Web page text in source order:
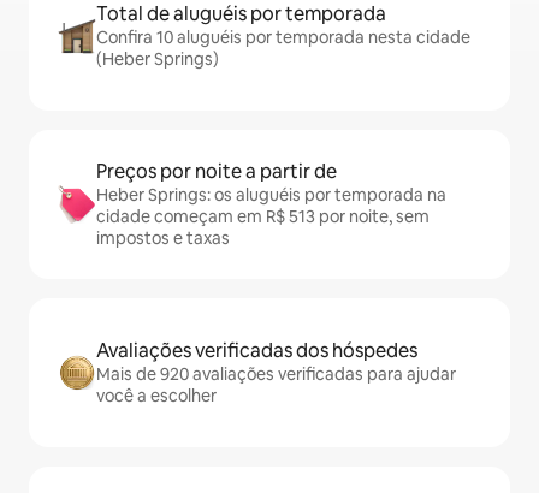
Total de aluguéis por temporada
Confira 10 aluguéis por temporada nesta cidade
(Heber Springs)
Preços por noite a partir de
Heber Springs: os aluguéis por temporada na
cidade começam em R$ 513 por noite, sem
impostos e taxas
Avaliações verificadas dos hóspedes
Mais de 920 avaliações verificadas para ajudar
você a escolher